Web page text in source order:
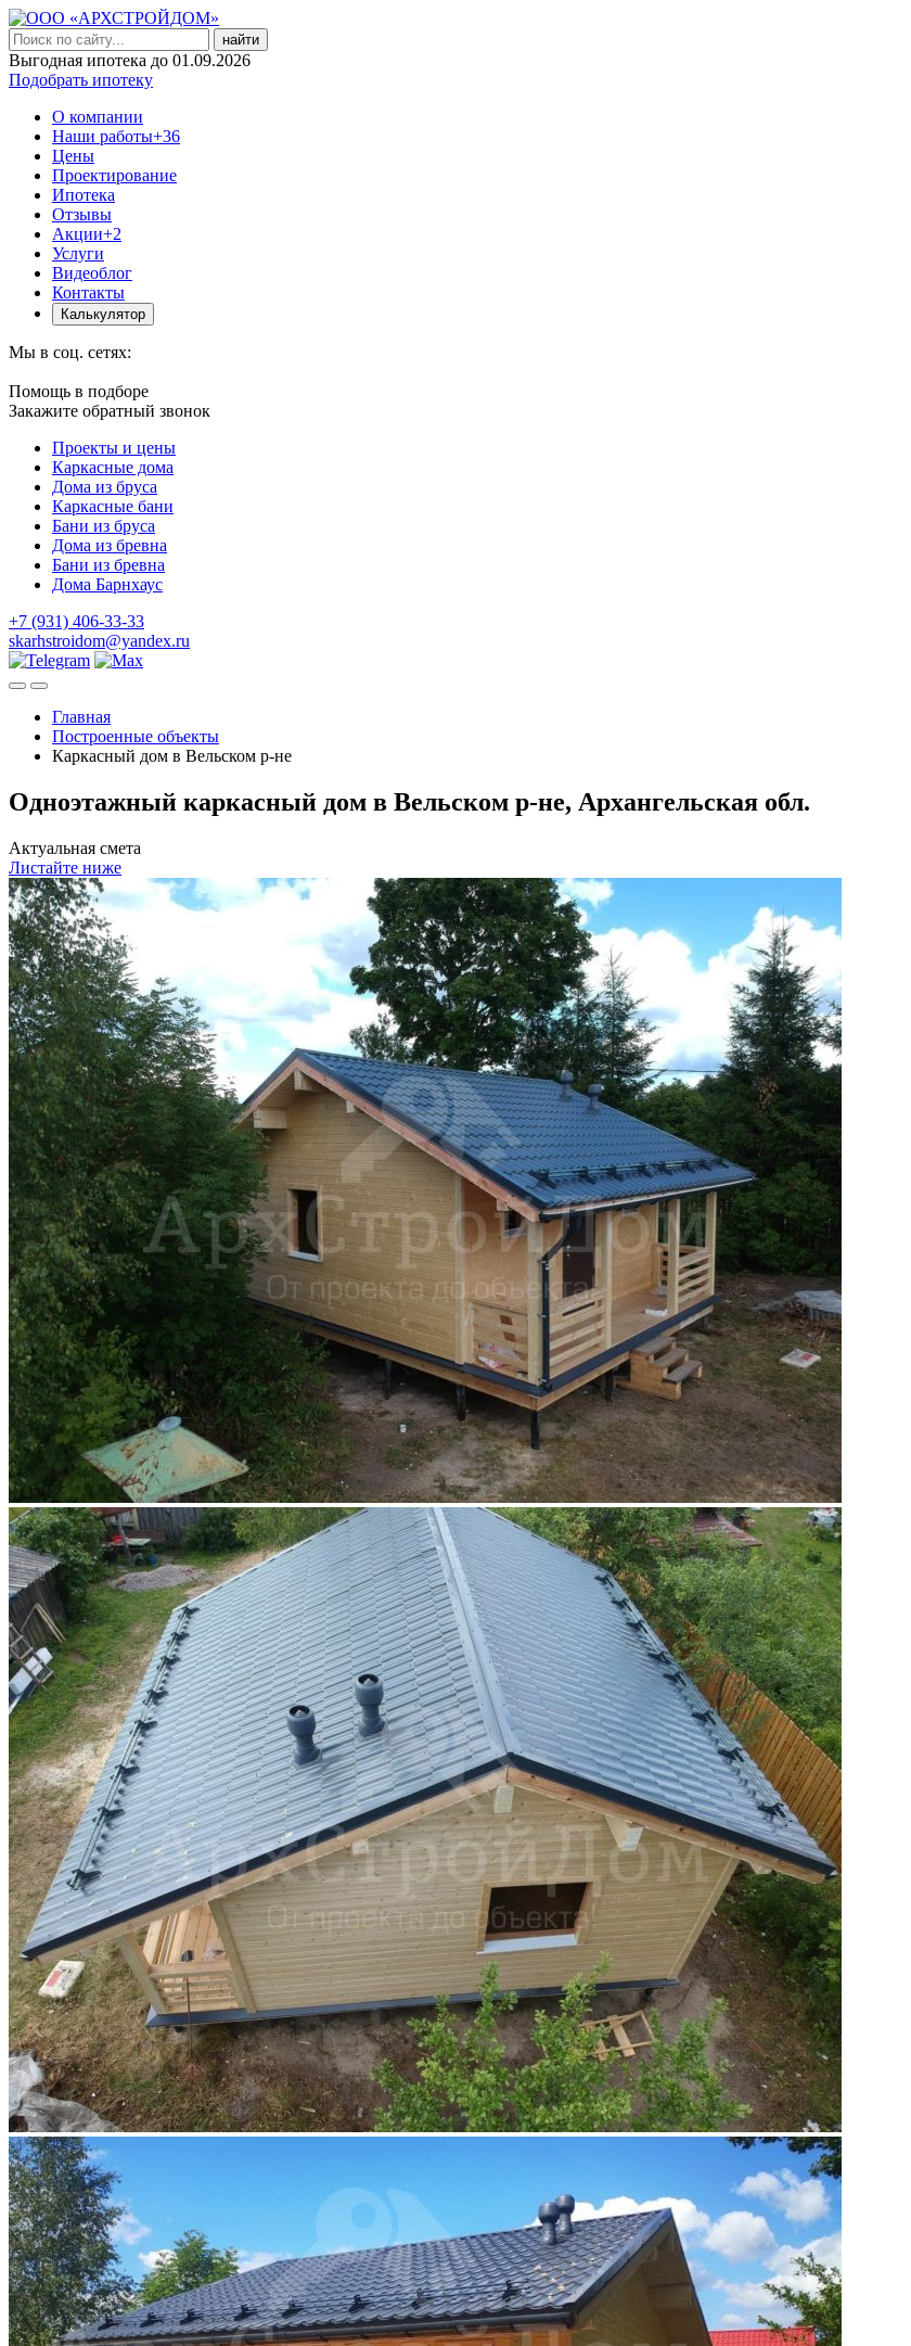
найти
Выгодная ипотека до 01.09.2026
Подобрать ипотеку
О компании
Наши работы+36
Цены
Проектирование
Ипотека
Отзывы
Акции+2
Услуги
Видеоблог
Контакты
Калькулятор
Мы в соц. сетях:
Помощь в подборе
Закажите обратный звонок
Проекты и цены
Каркасные дома
Дома из бруса
Каркасные бани
Бани из бруса
Дома из бревна
Бани из бревна
Дома Барнхаус
+7 (931) 406-33-33
skarhstroidom@yandex.ru
Главная
Построенные объекты
Каркасный дом в Вельском р-не
Одноэтажный каркасный дом в Вельском р-не, Архангельская обл.
Актуальная смета
Листайте ниже